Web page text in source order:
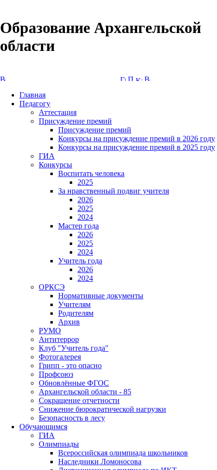
Образование Архангельской
области
Главная
Педагогу
Аттестация
Присуждение премий
Присуждение премий
Конкурсы на присуждение премий в 2026 году
Конкурсы на присуждение премий в 2025 году
ГИА
Конкурсы
Воспитать человека
2025
За нравственный подвиг учителя
2026
2025
2024
Мастер года
2026
2025
2024
Учитель года
2026
2024
ОРКСЭ
Нормативные документы
Учителям
Родителям
Архив
РУМО
Антитеррор
Клуб "Учитель года"
Фотогалерея
Грипп - это опасно
Профсоюз
Обновлённые ФГОС
Архангельской области - 85
Сокращение отчетности
Снижение бюрократической нагрузки
Безопасность в лесу
Обучающимся
ГИА
Олимпиады
Всероссийская олимпиада школьников
Наследники Ломоносова